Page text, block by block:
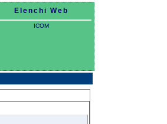
Elenchi Web
ICOM